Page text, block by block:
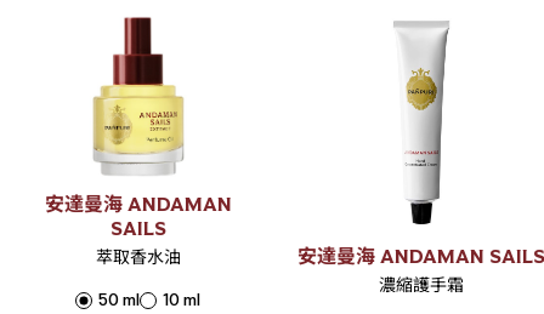
安達曼海 ANDAMAN
SAILS
萃取香水油
50 ml
10 ml
安達曼海 ANDAMAN SAILS
濃縮護手霜